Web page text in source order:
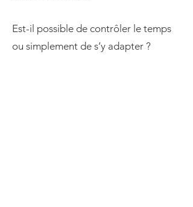
Est-il possible de contrôler le temps
ou simplement de s’y adapter ?